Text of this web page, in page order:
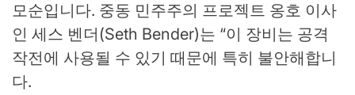
모순입니다. 중동 민주주의 프로젝트 옹호 이사
인 세스 벤더(Seth Bender)는 “이 장비는 공격
작전에 사용될 수 있기 때문에 특히 불안해합니
다.